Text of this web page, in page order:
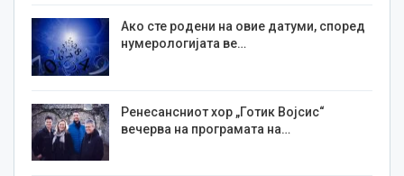
Ако сте родени на овие датуми, според
нумерологијата ве…
Ренесансниот хор „Готик Војсис“
вечерва на програмата на…